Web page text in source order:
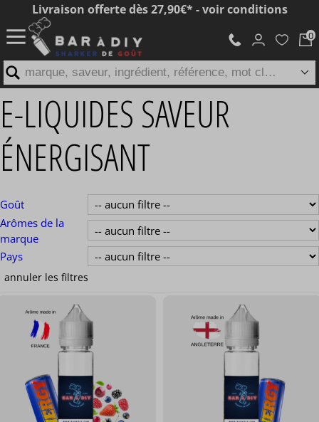
E-LIQUIDES SAVEUR
ÉNERGISANT
Goût
Arômes de la
marque
Pays
Livraison offerte dès 27,90€* - voir conditions
marque, saveur, ingrédient, référence, mot clé...